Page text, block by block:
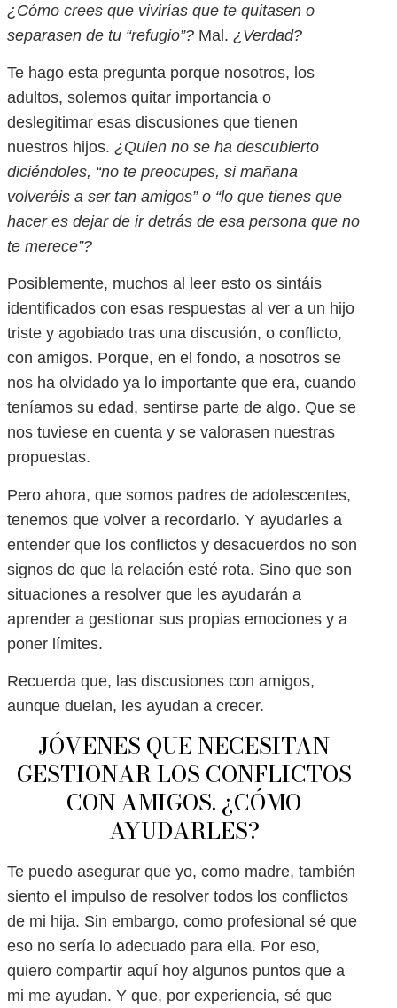
¿Cómo crees que vivirías que te quitasen o
separasen de tu “refugio”? Mal. ¿Verdad?
Te hago esta pregunta porque nosotros, los
adultos, solemos quitar importancia o
deslegitimar esas discusiones que tienen
nuestros hijos. ¿Quien no se ha descubierto
diciéndoles, “no te preocupes, si mañana
volveréis a ser tan amigos” o “lo que tienes que
hacer es dejar de ir detrás de esa persona que no
te merece”?
Posiblemente, muchos al leer esto os sintáis
identificados con esas respuestas al ver a un hijo
triste y agobiado tras una discusión, o conflicto,
con amigos. Porque, en el fondo, a nosotros se
nos ha olvidado ya lo importante que era, cuando
teníamos su edad, sentirse parte de algo. Que se
nos tuviese en cuenta y se valorasen nuestras
propuestas.
Pero ahora, que somos padres de adolescentes,
tenemos que volver a recordarlo. Y ayudarles a
entender que los conflictos y desacuerdos no son
signos de que la relación esté rota. Sino que son
situaciones a resolver que les ayudarán a
aprender a gestionar sus propias emociones y a
poner límites.
Recuerda que, las discusiones con amigos,
aunque duelan, les ayudan a crecer.
JÓVENES QUE NECESITAN
GESTIONAR LOS CONFLICTOS
CON AMIGOS. ¿CÓMO
AYUDARLES?
Te puedo asegurar que yo, como madre, también
siento el impulso de resolver todos los conflictos
de mi hija. Sin embargo, como profesional sé que
eso no sería lo adecuado para ella. Por eso,
quiero compartir aquí hoy algunos puntos que a
mi me ayudan. Y que, por experiencia, sé que